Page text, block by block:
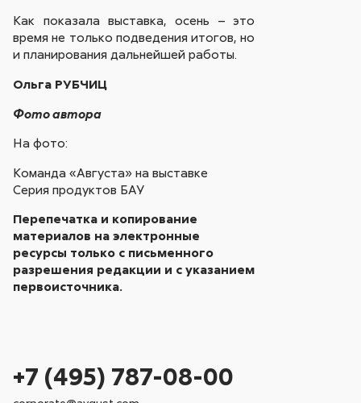
Как показала выставка, осень – это
время не только подведения итогов, но
и планирования дальнейшей работы.
Ольга РУБЧИЦ
Фото автора
На фото:
Команда «Августа» на выставке
Серия продуктов БАУ
Перепечатка и копирование
материалов на электронные
ресурсы только с письменного
разрешения редакции и с указанием
первоисточника.
+7 (495) 787-08-00